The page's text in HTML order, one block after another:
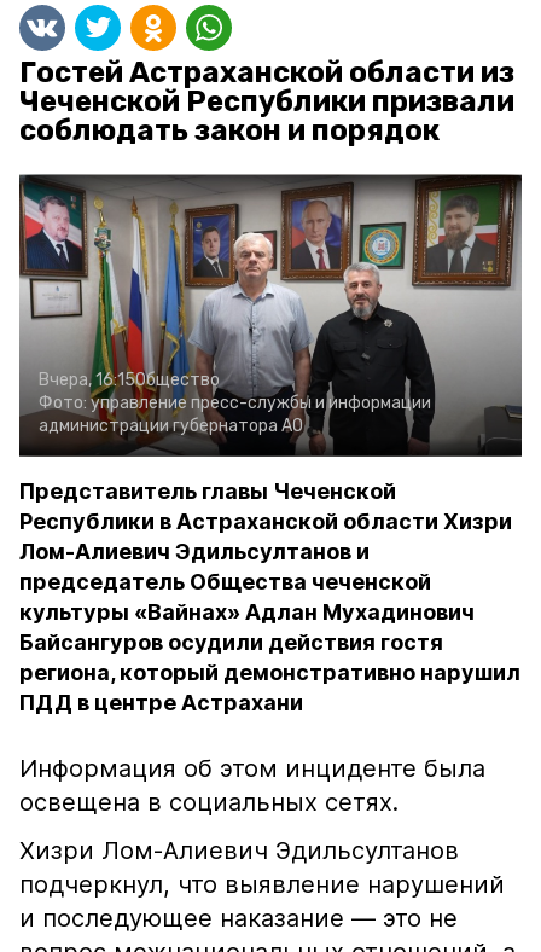
Гостей Астраханской области из
Чеченской Республики призвали
соблюдать закон и порядок
Вчера, 16:15Общество
Фото: управление пресс-службы и информации
администрации губернатора АО
Представитель главы Чеченской
Республики в Астраханской области Хизри
Лом-Алиевич Эдильсултанов и
председатель Общества чеченской
культуры «Вайнах» Адлан Мухадинович
Байсангуров осудили действия гостя
региона, который демонстративно нарушил
ПДД в центре Астрахани
Информация об этом инциденте была
освещена в социальных сетях.
Хизри Лом-Алиевич Эдильсултанов
подчеркнул, что выявление нарушений
и последующее наказание — это не